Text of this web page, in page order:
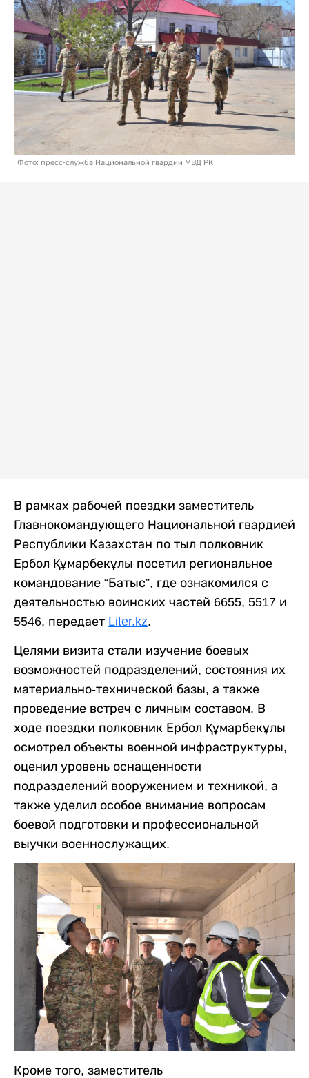
Фото: пресс-служба Национальной гвардии МВД РК
В рамках рабочей поездки заместитель
Главнокомандующего Национальной гвардией
Республики Казахстан по тыл полковник
Ербол Құмарбекұлы посетил региональное
командование “Батыс”, где ознакомился с
деятельностью воинских частей 6655, 5517 и
5546, передает Liter.kz.
Целями визита стали изучение боевых
возможностей подразделений, состояния их
материально-технической базы, а также
проведение встреч с личным составом. В
ходе поездки полковник Ербол Құмарбекұлы
осмотрел объекты военной инфраструктуры,
оценил уровень оснащенности
подразделений вооружением и техникой, а
также уделил особое внимание вопросам
боевой подготовки и профессиональной
выучки военнослужащих.
Кроме того, заместитель